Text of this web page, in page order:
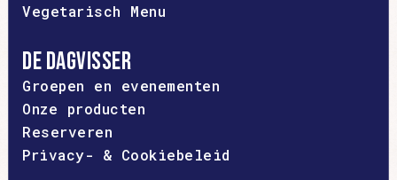
Vegetarisch Menu
De dagvisser
Groepen en evenementen
Onze producten
Reserveren
Privacy- & Cookiebeleid